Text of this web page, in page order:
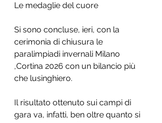
Le medaglie del cuore
Si sono concluse, ieri, con la
cerimonia di chiusura le
paralimpiadi invernali Milano
,Cortina 2026 con un bilancio più
che lusinghiero.
Il risultato ottenuto sui campi di
gara va, infatti, ben oltre quanto si